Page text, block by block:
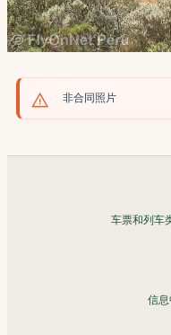
非合同照片
车票和列车
信